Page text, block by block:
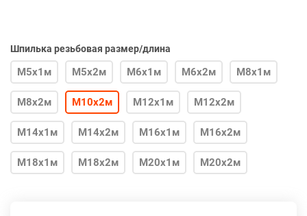
Шпилька резьбовая размер/длина
М5х1м М5х2м М6х1м М6х2м М8х1м
М8х2м М10х2м М12х1м М12х2м
М14х1м М14х2м М16х1м М16х2м
М18х1м М18х2м М20х1м М20х2м